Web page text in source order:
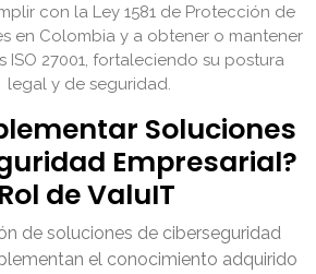
con la Ley 1581 de Protección de
en Colombia y a obtener o mantener
ISO 27001, fortaleciendo su postura
legal y de seguridad.
Soluciones
Empresarial?
de ValuIT
de soluciones de ciberseguridad
el conocimiento adquirido